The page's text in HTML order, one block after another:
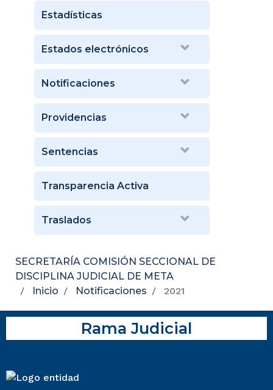
Estadísticas
Estados electrónicos
Notificaciones
Providencias
Sentencias
Transparencia Activa
Traslados
SECRETARÍA COMISIÓN SECCIONAL DE
DISCIPLINA JUDICIAL DE META
Inicio
Notificaciones 2021
Rama Judicial